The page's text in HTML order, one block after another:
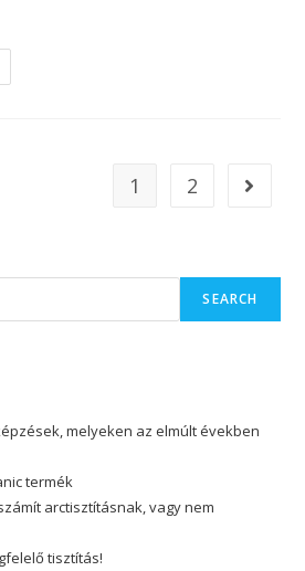
1 2
SEARCH
melyeken az elmúlt években
termék
arctisztításnak, vagy nem
tisztítás!